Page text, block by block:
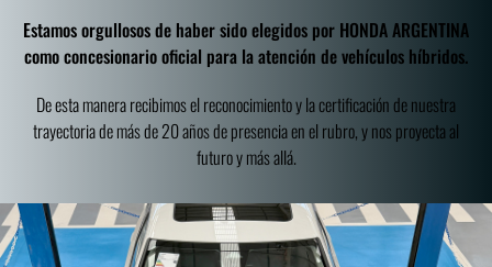
Estamos orgullosos de haber sido elegidos por HONDA ARGENTINA
como concesionario oficial para la atención de vehículos híbridos.
De esta manera recibimos el reconocimiento y la certificación de nuestra
trayectoria de más de 20 años de presencia en el rubro, y nos proyecta al
futuro y más allá.